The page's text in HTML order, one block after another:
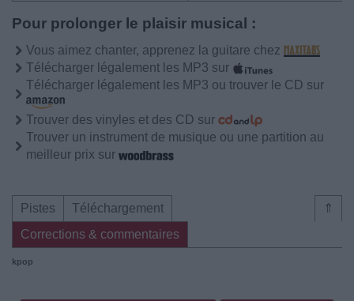
Pour prolonger le plaisir musical :
Vous aimez chanter, apprenez la guitare chez
Télécharger légalement les MP3 sur
Télécharger légalement les MP3 ou trouver le CD sur
Trouver des vinyles et des CD sur
Trouver un instrument de musique ou une partition au
meilleur prix sur
⇑
Pistes
Téléchargement
Corrections & commentaires
kpop